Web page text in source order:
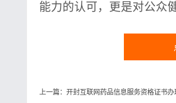
能力的认可，更是对公众
上一篇：开封互联网药品信息服务资格证书